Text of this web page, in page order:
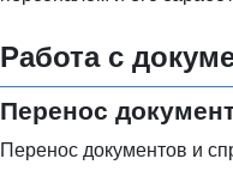
Работа с
Перенос
Перенос документов и